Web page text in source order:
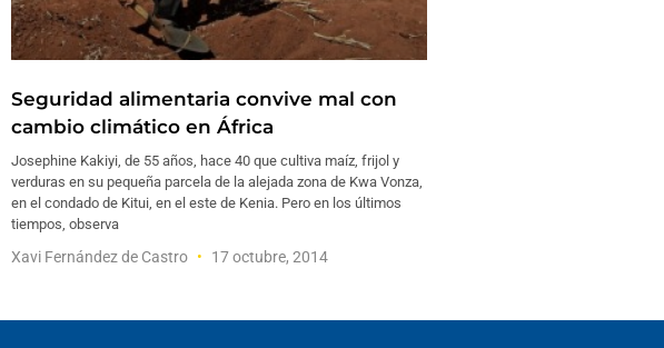
Seguridad alimentaria convive mal con
cambio climático en África
Josephine Kakiyi, de 55 años, hace 40 que cultiva maíz, frijol y
verduras en su pequeña parcela de la alejada zona de Kwa Vonza,
en el condado de Kitui, en el este de Kenia. Pero en los últimos
tiempos, observa
Xavi Fernández de Castro 17 octubre, 2014